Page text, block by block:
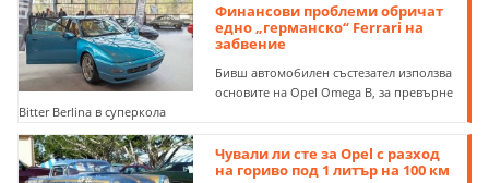
Финансови проблеми обричат
едно „германско“ Ferrari на
забвение
Бивш автомобилен състезател използва
основите на Opel Omega B, за превърне
Bitter Berlina в суперкола
Чували ли сте за Opel с разход
на гориво под 1 литър на 100 км